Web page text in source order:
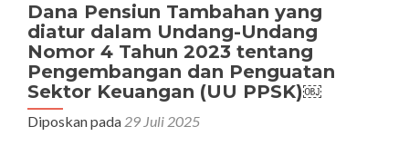
Dana Pensiun Tambahan yang
diatur dalam Undang-Undang
Nomor 4 Tahun 2023 tentang
Pengembangan dan Penguatan
Sektor Keuangan (UU PPSK)￼
Diposkan pada 29 Juli 2025